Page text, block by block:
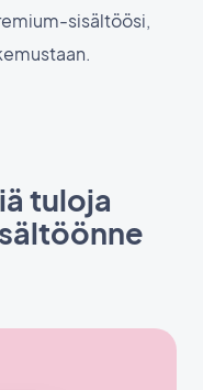
sisältöösi,
tuloja